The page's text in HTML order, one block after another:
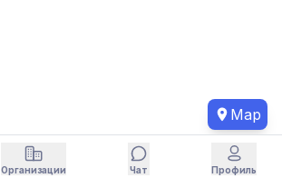
Map
Организации Чат Профиль